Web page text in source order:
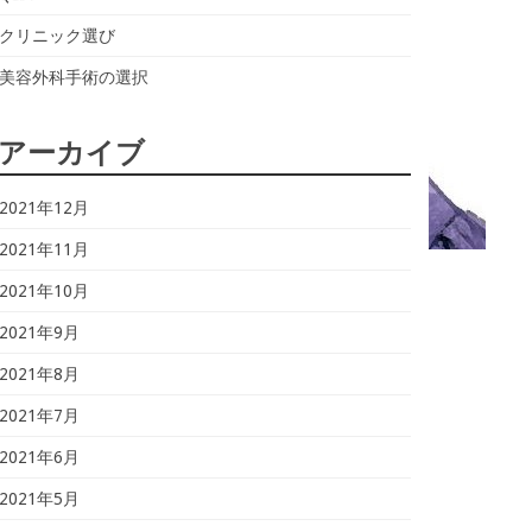
クリニック選び
美容外科手術の選択
アーカイブ
2021年12月
2021年11月
2021年10月
2021年9月
2021年8月
2021年7月
2021年6月
2021年5月